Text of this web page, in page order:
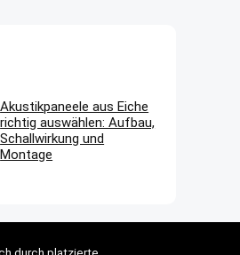
Akustikpaneele aus Eiche
richtig auswählen: Aufbau,
Schallwirkung und
Montage